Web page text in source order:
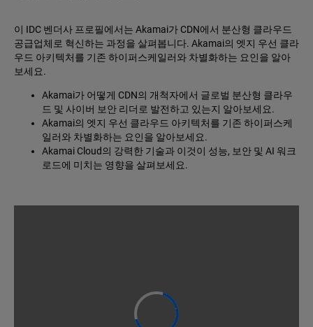
이 IDC 벤더사 프로필에서는 Akamai가 CDN에서 분산형 클라우드
공급업체로 혁신하는 과정을 살펴봅니다. Akamai의 엣지 우선 클라
우드 아키텍처를 기존 하이퍼스케일러와 차별화하는 요인을 알아
보세요.
Akamai가 어떻게 CDN의 개척자에서 글로벌 분산형 클라우
드 및 사이버 보안 리더로 발전하고 있는지 알아보세요.
Akamai의 엣지 우선 클라우드 아키텍처를 기존 하이퍼스케
일러와 차별화하는 요인을 알아보세요.
Akamai Cloud의 강력한 기술과 이것이 성능, 보안 및 AI 워크
로드에 미치는 영향을 살펴보세요.